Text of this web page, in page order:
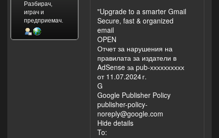
Разбирач,
играч и
предприемач.
"Upgrade to a smarter Gmail
Secure, fast & organized
email
OPEN
Отчет за нарушения на
правилата за издатели в
AdSense за pub-хххххххххх
от 11.07.2024 г.
G
Google Publisher Policy
publisher-policy-
noreply@google.com
Hide details
To: